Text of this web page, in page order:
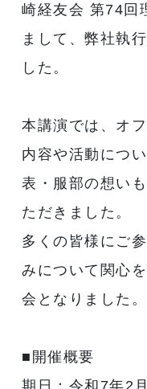
崎経友会 第74回
まして、弊社執
した。
本講演では、オ
内容や活動につ
表・服部の想い
ただきました。
多くの皆様にご
みについて関心
会となりました。
■開催概要
期日：令和7年2